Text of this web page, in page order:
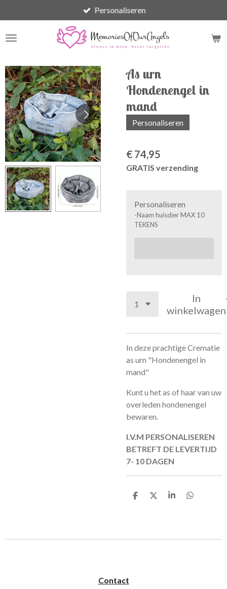
direct
naar
Personaliseren
As urn
Hondenengel in
mand
Personaliseren
€ 74,95
GRATIS verzending
Personaliseren
-Naam huisdier MAX 10
TEKENS
In
winkelwagen
In deze prachtige Crematie
as urn "Hondenengel in
mand"
Kunt u het as of haar van uw
overleden hondenengel
bewaren.
I.V.M PERSONALISEREN
BETREFT DE LEVERTIJD
7- 10 DAGEN
D
D
S
D
Contact